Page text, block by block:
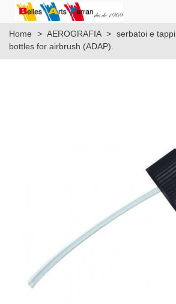
Home > AEROGRAFIA > serbatoi e tappi
bottles for airbrush (ADAP).